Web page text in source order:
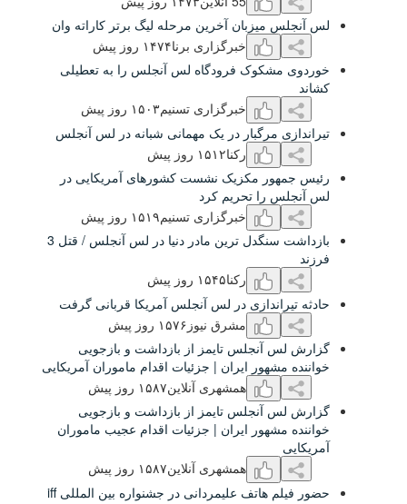
میزبان آخرین مرحله لیگ برتر کاراته وان
خبرگزاری برنا۱۴۷۴ روز پیش
فرودگاه لس آنجلس را به تعطیلی
خبرگزاری تسنیم
۱۵۰٣ روز پیش
مرگبار در یک مهمانی شبانه در لس آنجلس
مکزیک نشست کشورهای آمریکایی در
را تحریم کرد
خبرگزاری تسنیم
۱۵۱٩ روز پیش
بازداشت سنگدل ترین مادر دنیا در لس آنجلس / قتل 3
در لس آنجلس آمریکا قربانی گرفت
۱۵۷۶ روز پیش
آنجلس تایمز از بازداشت و بازجویی
ایران | جزئیات اقدام ماموران آمریکایی
همشهری آنلاین۱۵۸۷ روز پیش
آنجلس تایمز از بازداشت و بازجویی
ایران | جزئیات اقدام عجیب ماموران
همشهری آنلاین۱۵۸۷ روز پیش
حضور فیلم هاتف علیمردانی در جشنواره بین المللی iff